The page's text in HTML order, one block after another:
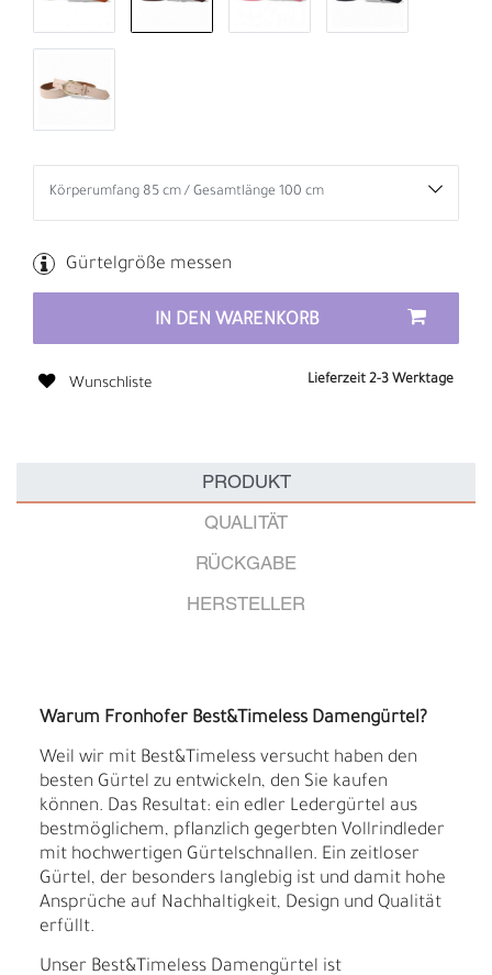
Gürtelgröße messen
IN DEN WARENKORB
Wunschliste Lieferzeit 2-3 Werktage
PRODUKT
QUALITÄT
RÜCKGABE
HERSTELLER
Warum Fronhofer Best&Timeless Damengürtel?
Weil wir mit Best&Timeless versucht haben den
besten Gürtel zu entwickeln, den Sie kaufen
können. Das Resultat: ein edler Ledergürtel aus
bestmöglichem, pflanzlich gegerbten Vollrindleder
mit hochwertigen Gürtelschnallen. Ein zeitloser
Gürtel, der besonders langlebig ist und damit hohe
Ansprüche auf Nachhaltigkeit, Design und Qualität
erfüllt.
Unser Best&Timeless Damengürtel ist